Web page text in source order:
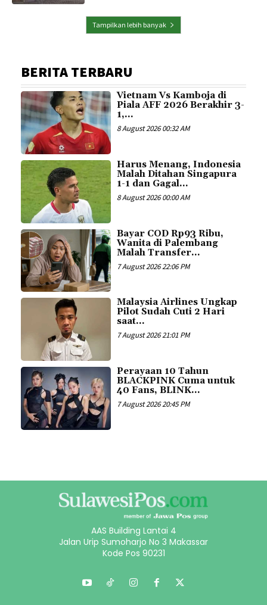
Tampilkan lebih banyak
BERITA TERBARU
Vietnam Vs Kamboja di
Piala AFF 2026 Berakhir 3-
1,...
8 August 2026 00:32 AM
Harus Menang, Indonesia
Malah Ditahan Singapura
1-1 dan Gagal...
8 August 2026 00:00 AM
Bayar COD Rp93 Ribu,
Wanita di Palembang
Malah Transfer...
7 August 2026 22:06 PM
Malaysia Airlines Ungkap
Pilot Sudah Cuti 2 Hari
saat...
7 August 2026 21:01 PM
Perayaan 10 Tahun
BLACKPINK Cuma untuk
40 Fans, BLINK...
7 August 2026 20:45 PM
AAS Building Lantai 4
Jalan Urip Sumoharjo No 3 Makassar
Kode Pos 90231